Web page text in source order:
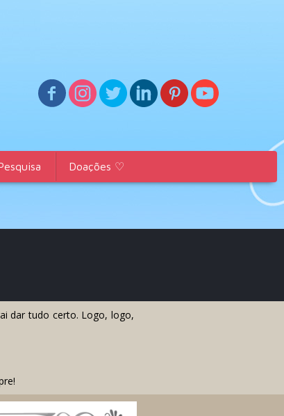
Doações ♡
dar tudo certo. Logo, logo,